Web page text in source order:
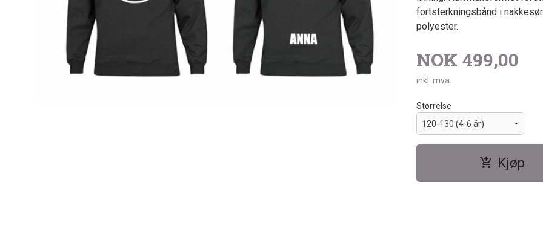
fortsterkningsbånd i
polyester.
NOK 499,00
inkl. mva.
Størrelse
Kjøp